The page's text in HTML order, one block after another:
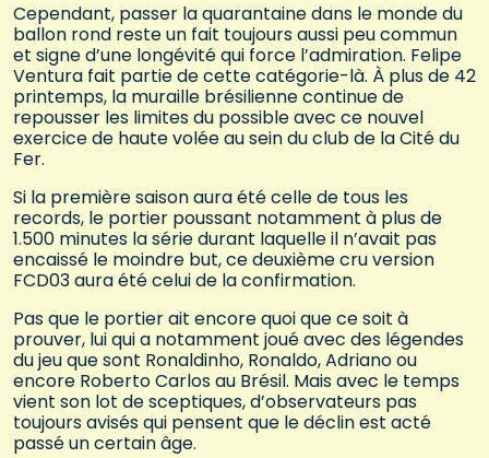
Cependant, passer la quarantaine dans le monde du
ballon rond reste un fait toujours aussi peu commun
et signe d’une longévité qui force l’admiration. Felipe
Ventura fait partie de cette catégorie-là. À plus de 42
printemps, la muraille brésilienne continue de
repousser les limites du possible avec ce nouvel
exercice de haute volée au sein du club de la Cité du
Fer.
Si la première saison aura été celle de tous les
records, le portier poussant notamment à plus de
1.500 minutes la série durant laquelle il n’avait pas
encaissé le moindre but, ce deuxième cru version
FCD03 aura été celui de la confirmation.
Pas que le portier ait encore quoi que ce soit à
prouver, lui qui a notamment joué avec des légendes
du jeu que sont Ronaldinho, Ronaldo, Adriano ou
encore Roberto Carlos au Brésil. Mais avec le temps
vient son lot de sceptiques, d’observateurs pas
toujours avisés qui pensent que le déclin est acté
passé un certain âge.